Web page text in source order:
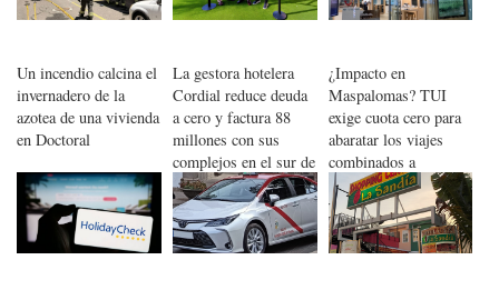
Un incendio calcina el
invernadero de la
azotea de una vivienda
en Doctoral
La gestora hotelera
Cordial reduce deuda
a cero y factura 88
millones con sus
complejos en el sur de
Gran Canaria
¿Impacto en
Maspalomas? TUI
exige cuota cero para
abaratar los viajes
combinados a
Canarias